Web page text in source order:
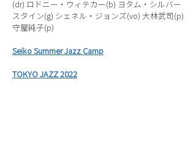
(dr) ロドニー・ウィテカー(b) ヨタム・シルバー
スタイン(g) シェネル・ジョンズ(vo) 大林武司(p)
守屋純子(p)
Seiko Summer Jazz Camp
TOKYO JAZZ 2022